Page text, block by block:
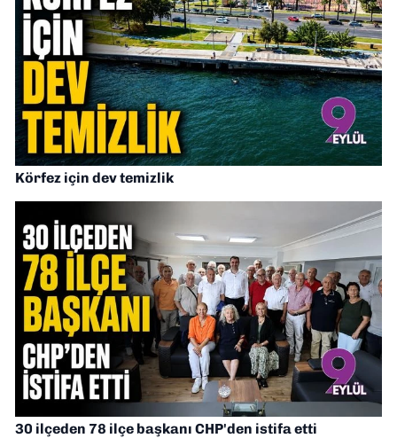
Körfez için dev temizlik
30 ilçeden 78 ilçe başkanı CHP'den istifa etti